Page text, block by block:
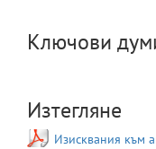
Ключови
Изтегляне
Изисквания към